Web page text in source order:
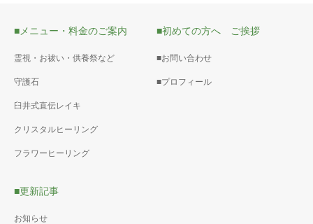
■メニュー・料金のご案内
霊視・お祓い・供養祭など
守護石
臼井式直伝レイキ
クリスタルヒーリング
フラワーヒーリング
■初めての方へ ご挨拶
■お問い合わせ
■プロフィール
■更新記事
お知らせ